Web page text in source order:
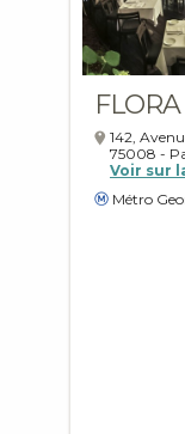
142,
75008 -
Voir sur
Métro